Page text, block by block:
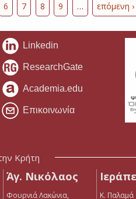
6 7 8 9 … επόμενη ›
Linkedin
ResearchGate
Academia.edu
Επικοινωνία
Κρήτη
Άγ. Νικόλαος
Φουρνιά Λακώνια, Κ. Παλαμά